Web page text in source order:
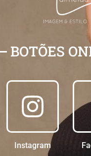
BOTÕES
Instagram